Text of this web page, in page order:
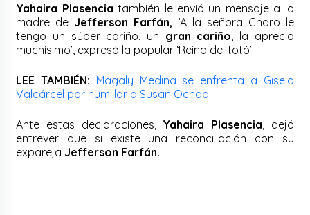
Yahaira Plasencia también le envió un mensaje a la
madre de Jefferson Farfán, ‘A la señora Charo le
tengo un súper cariño, un gran cariño , la aprecio
muchísimo’, expresó la popular ‘Reina del totó’.
LEE TAMBIÉN: Magaly Medina se enfrenta a Gisela
Valcárcel por humillar a Susan Ochoa
Ante estas declaraciones, Yahaira Plasencia , dejó
entrever que si existe una reconciliación con su
expareja Jefferson Farfán.